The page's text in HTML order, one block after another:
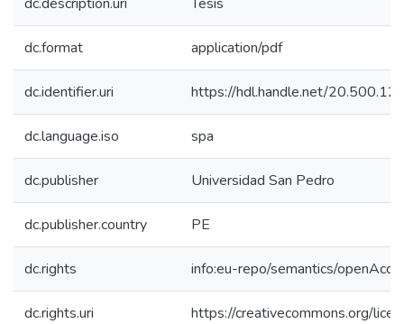
dc.format application/pdf
dc.identifier.uri https://hdl.handle.net/
dc.language.iso spa
dc.publisher Universidad San Pedro
dc.publisher.country PE
dc.rights info:eu-repo/semantics/
dc.rights.uri https://creativecommons.org/